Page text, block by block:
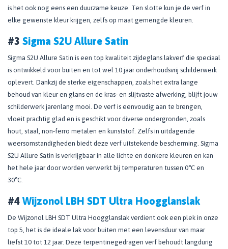
is het ook nog eens een duurzame keuze. Ten slotte kun je de verf in
elke gewenste kleur krijgen, zelfs op maat gemengde kleuren.
#3 Sigma S2U Allure Satin
Sigma S2U Allure Satin is een top kwaliteit zijdeglans lakverf die speciaal
is ontwikkeld voor buiten en tot wel 10 jaar onderhoudsvrij schilderwerk
oplevert. Dankzij de sterke eigenschappen, zoals het extra lange
behoud van kleur en glans en de kras- en slijtvaste afwerking, blijft jouw
schilderwerk jarenlang mooi. De verf is eenvoudig aan te brengen,
vloeit prachtig glad en is geschikt voor diverse ondergronden, zoals
hout, staal, non-ferro metalen en kunststof. Zelfs in uitdagende
weersomstandigheden biedt deze verf uitstekende bescherming. Sigma
S2U Allure Satin is verkrijgbaar in alle lichte en donkere kleuren en kan
het hele jaar door worden verwerkt bij temperaturen tussen 0°C en
30°C.
#4 Wijzonol LBH SDT Ultra Hoogglanslak
De Wijzonol LBH SDT Ultra Hoogglanslak verdient ook een plek in onze
top 5, het is de ideale lak voor buiten met een levensduur van maar
liefst 10 tot 12 jaar. Deze terpentinegedragen verf behoudt langdurig